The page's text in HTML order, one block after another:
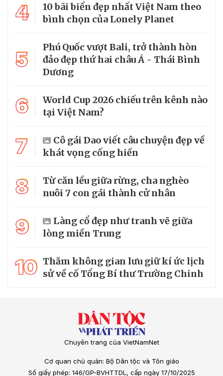
4
10 bãi biển đẹp nhất Việt Nam theo
bình chọn của Lonely Planet
5
Phú Quốc vượt Bali, trở thành hòn
đảo đẹp thứ hai châu Á - Thái Bình
Dương
6
World Cup 2026 chiếu trên kênh nào
tại Việt Nam?
7
Cô gái Dao viết câu chuyện đẹp về
khát vọng cống hiến
8
Từ căn lều giữa rừng, cha nghèo
nuôi 7 con gái thành cử nhân
9
Làng cổ đẹp như tranh vẽ giữa
lòng miền Trung
10 Thăm không gian lưu giữ kí ức lịch
sử về cố Tổng Bí thư Trường Chinh
Chuyên trang của VietNamNet
Cơ quan chủ quản: Bộ Dân tộc và Tôn giáo
Số giấy phép: 146/GP-BVHTTDL, cấp ngày 17/10/2025